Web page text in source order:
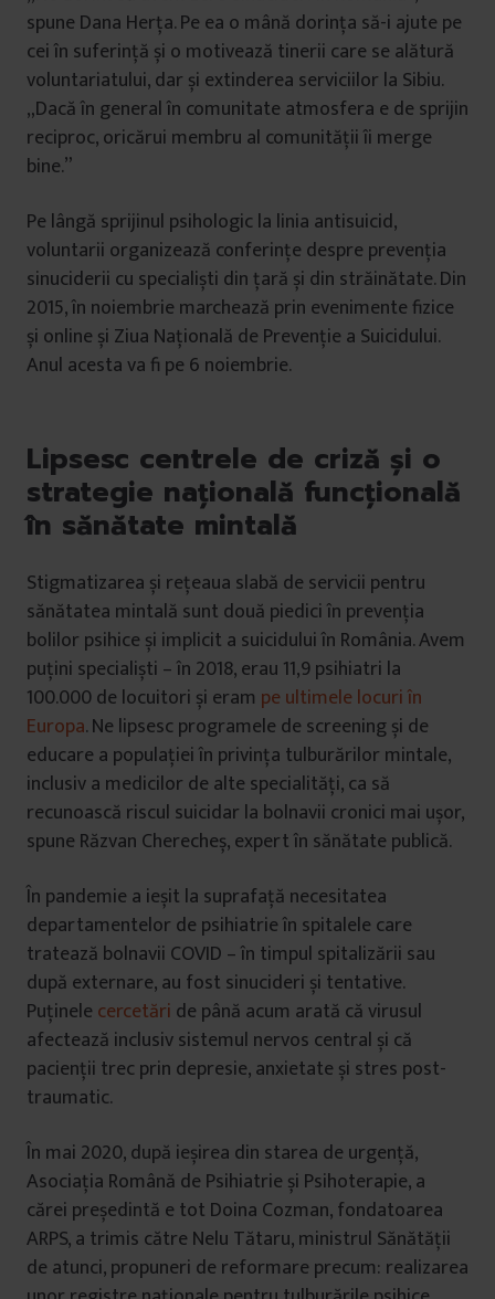
spune Dana Herța. Pe ea o mână dorința să-i ajute pe
cei în suferință și o motivează tinerii care se alătură
voluntariatului, dar și extinderea serviciilor la Sibiu.
„Dacă în general în comunitate atmosfera e de sprijin
reciproc, oricărui membru al comunității îi merge
bine.”
Pe lângă sprijinul psihologic la linia antisuicid,
voluntarii organizează conferințe despre prevenția
sinuciderii cu specialiști din țară și din străinătate. Din
2015, în noiembrie marchează prin evenimente fizice
și online și Ziua Națională de Prevenție a Suicidului.
Anul acesta va fi pe 6 noiembrie.
Lipsesc centrele de criză și o
strategie națională funcțională
în sănătate mintală
Stigmatizarea și rețeaua slabă de servicii pentru
sănătatea mintală sunt două piedici în prevenția
bolilor psihice și implicit a suicidului în România. Avem
puțini specialiști – în 2018, erau 11,9 psihiatri la
100.000 de locuitori și eram pe ultimele locuri în
Europa. Ne lipsesc programele de screening și de
educare a populației în privința tulburărilor mintale,
inclusiv a medicilor de alte specialități, ca să
recunoască riscul suicidar la bolnavii cronici mai ușor,
spune Răzvan Cherecheș, expert în sănătate publică.
În pandemie a ieșit la suprafață necesitatea
departamentelor de psihiatrie în spitalele care
tratează bolnavii COVID – în timpul spitalizării sau
după externare, au fost sinucideri și tentative.
Puținele cercetări de până acum arată că virusul
afectează inclusiv sistemul nervos central și că
pacienții trec prin depresie, anxietate și stres post-
traumatic.
În mai 2020, după ieșirea din starea de urgență,
Asociația Română de Psihiatrie și Psihoterapie, a
cărei președintă e tot Doina Cozman, fondatoarea
ARPS, a trimis către Nelu Tătaru, ministrul Sănătății
de atunci, propuneri de reformare precum: realizarea